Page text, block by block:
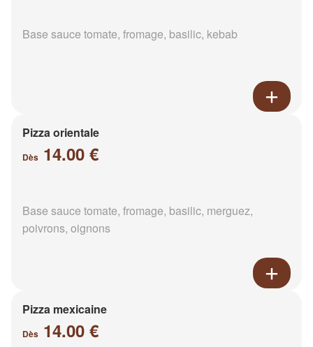
Base sauce tomate, fromage, basilic, kebab
Pizza orientale
Dès 14.00 €
Base sauce tomate, fromage, basilic, merguez,
poivrons, oignons
Pizza mexicaine
Dès 14.00 €